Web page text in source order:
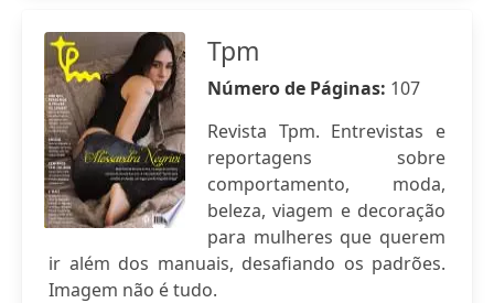
Tpm
Número de Páginas: 107
Revista Tpm. Entrevistas e
reportagens sobre
comportamento, moda,
beleza, viagem e decoração
para mulheres que querem
ir além dos manuais, desafiando os padrões.
Imagem não é tudo.